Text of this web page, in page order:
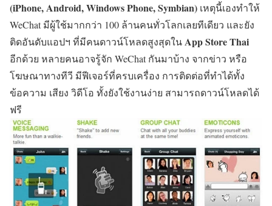
(iPhone, Android, Windows Phone, Symbian) เหตุนี้เองทำให้
WeChat มีผู้ใช้มากกว่า 100 ล้านคนทั่วโลกเลยทีเดียว และยัง
ติดอันดับแอปฯ ที่มีคนดาวน์โหลดสูงสุดในApp Store Thai
อีกด้วย หลายคนอาจรู้จัก WeChat กันมาบ้าง จากข่าว หรือ
โฆษณาทางทีวี มีฟีเจอร์ที่ครบเครื่อง การติดต่อที่ทำได้ทั้ง
ข้อความ เสียง วิดีโอ ทั้งยังใช้งานง่าย สามารถดาวน์โหลดได้
ฟรี